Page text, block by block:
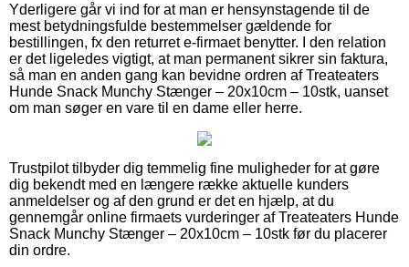
Yderligere går vi ind for at man er hensynstagende til de
mest betydningsfulde bestemmelser gældende for
bestillingen, fx den returret e-firmaet benytter. I den relation
er det ligeledes vigtigt, at man permanent sikrer sin faktura,
så man en anden gang kan bevidne ordren af Treateaters
Hunde Snack Munchy Stænger – 20x10cm – 10stk, uanset
om man søger en vare til en dame eller herre.
Trustpilot tilbyder dig temmelig fine muligheder for at gøre
dig bekendt med en længere række aktuelle kunders
anmeldelser og af den grund er det en hjælp, at du
gennemgår online firmaets vurderinger af Treateaters Hunde
Snack Munchy Stænger – 20x10cm – 10stk før du placerer
din ordre.